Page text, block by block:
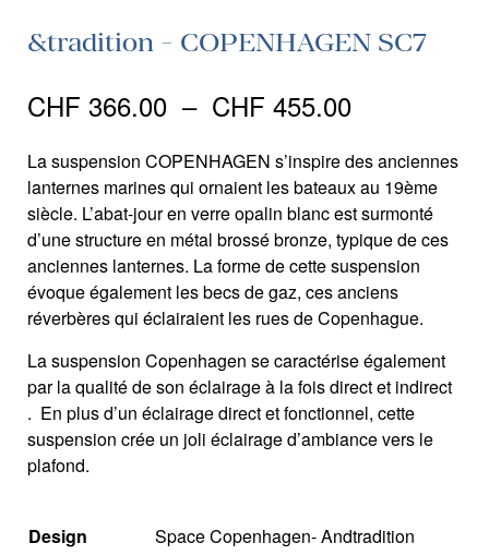
&tradition - COPENHAGEN SC7
CHF 366.00 – CHF 455.00Plage
de
prix :
CHF 366.00
à
CHF 455.00
La suspension COPENHAGEN s’inspire des anciennes
lanternes marines qui ornaient les bateaux au 19ème
siècle. L’abat-jour en verre opalin blanc est surmonté
d’une structure en métal brossé bronze, typique de ces
anciennes lanternes. La forme de cette suspension
évoque également les becs de gaz, ces anciens
réverbères qui éclairaient les rues de Copenhague.
La suspension Copenhagen se caractérise également
par la qualité de son éclairage à la fois direct et indirect
. En plus d’un éclairage direct et fonctionnel, cette
suspension crée un joli éclairage d’ambiance vers le
plafond.
Design Space Copenhagen- Andtradition